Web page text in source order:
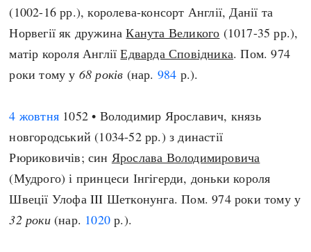
(1002-16 рр.), королева-консорт Англії, Данії та
Норвегії як дружинаКанута Великого (1017-35 рр.),
матір короля АнгліїЕдварда Сповідника. Пом. 974
роки тому у 68 років (нар. 984 р.).
4 жовтня 1052 • Володимир Ярославич, князь
новгородський (1034-52 рр.) з династії
Рюриковичів; син Ярослава Володимировича
(Мудрого) і принцеси Інгігерди, доньки короля
Швеції Улофа III Шетконунга. Пом. 974 роки тому у
32 роки(нар. 1020 р.).